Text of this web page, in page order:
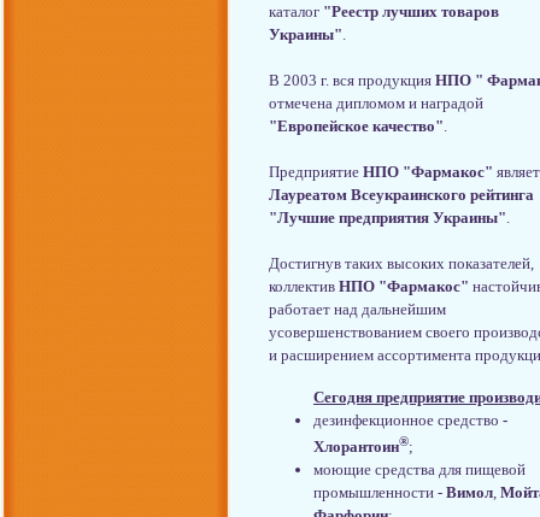
каталог "Реестр лучших товаров
Украины"
В 2003 г. вся продукция НПО "
отмечена дипломом и наградой
"Европейское качество"
Предприятие НПО "Фармакос"
Лауреатом Всеукраинского рейтинга
"Лучшие предприятия Украины"
Достигнув таких высоких показателей,
коллектив НПО "Фармакос"
работает над дальнейшим
усовершенствованием своего
и расширением ассортимента
Сегодня предприятие
дезинфекционное средство -
Хлорантоин®;
моющие средства для пищевой
промышленности - Вимол